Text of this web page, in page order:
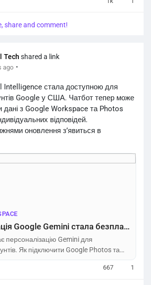
share and comment!
Tech shared a link
ago ·
Intelligence стала доступною для
Google у США. Чатбот тепер може
дані з Google Workspace та Photos
відповідей.
оновлення з’явиться в
та браузері Chrome для
Функція вимкнена за
не підтримує корпоративні чи
Персоналізація Google Gemini стала безплатною: як увімкнути – Channel Tech
персоналізацію Gemini для
Як підключити Google Photos та
відповідей чатбота.
667 1